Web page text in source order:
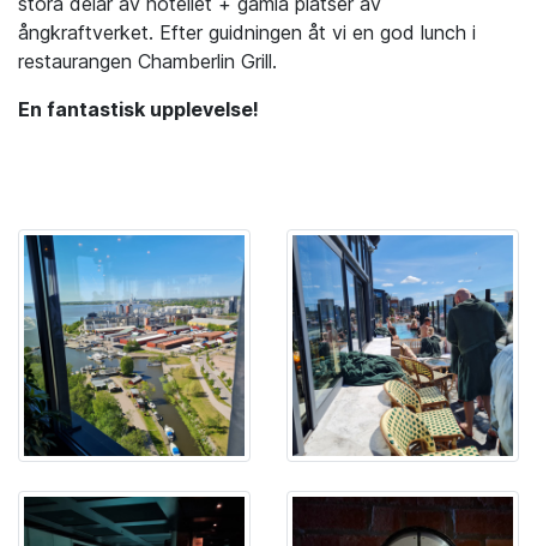
ångkraftverket. Efter guidningen åt vi en god lunch i
restaurangen Chamberlin Grill.
En fantastisk upplevelse!